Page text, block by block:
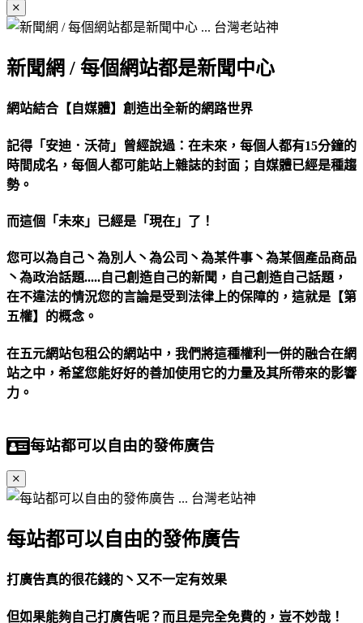
新聞網 / 每個網站都是新聞中心
網站結合【自媒體】創造出全新的網路世界
記得「安迪．沃荷」曾經說過：在未來，每個人都有15分鐘的
時間成名，每個人都可能站上雜誌的封面；自媒體已經是種趨
勢。
而這個「未來」已經是「現在」了！
您可以為自己丶為別人丶為公司丶為某件事丶為某個產品商品
丶為政治話題.....自己創造自己的新聞，自己創造自己話題，
在不違法的情況您的言論是受到法律上的保障的，這就是【第
五權】的概念。
在五元網站包租公的網站中，我們將這種權利一併的融合在網
站之中，希望您能好好的善加使用它的力量及其所帶來的影響
力。
每站都可以自由的發佈廣告
每站都可以自由的發佈廣告
打廣告真的很花錢的丶又不一定有效果
但如果能夠自己打廣告呢？而且是完全免費的，豈不妙哉！